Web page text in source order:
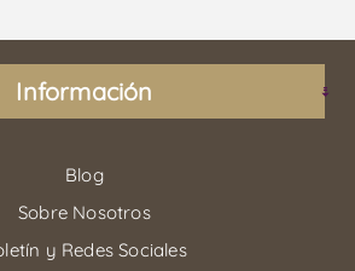
Información
Blog
Sobre Nosotros
y Redes Sociales